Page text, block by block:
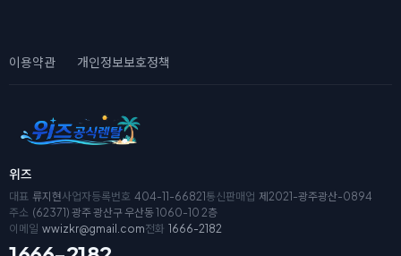
이용약관 개인정보보호정책
위즈
대표 류지현사업자등록번호 404-11-66821 통신판매업 제2021-광주광산-0894
주소 (62371) 광주 광산구 우산동 1060-10 2층
이메일 wwizkr@gmail.com전화 1666-2182